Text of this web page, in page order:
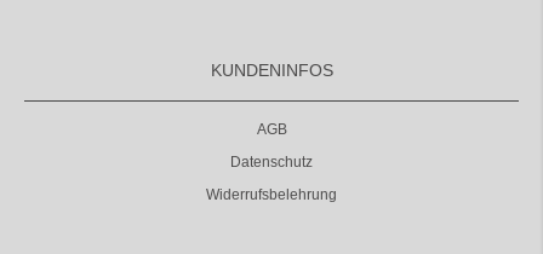
KUNDENINFOS
AGB
Datenschutz
Widerrufsbelehrung